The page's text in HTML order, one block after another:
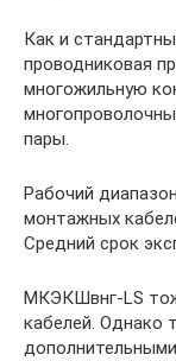
Как и
проводниковая
многожильную
пары.
Рабочий
монтажных
Средний срок
МКЭКШвнг-LS
кабелей. Однако